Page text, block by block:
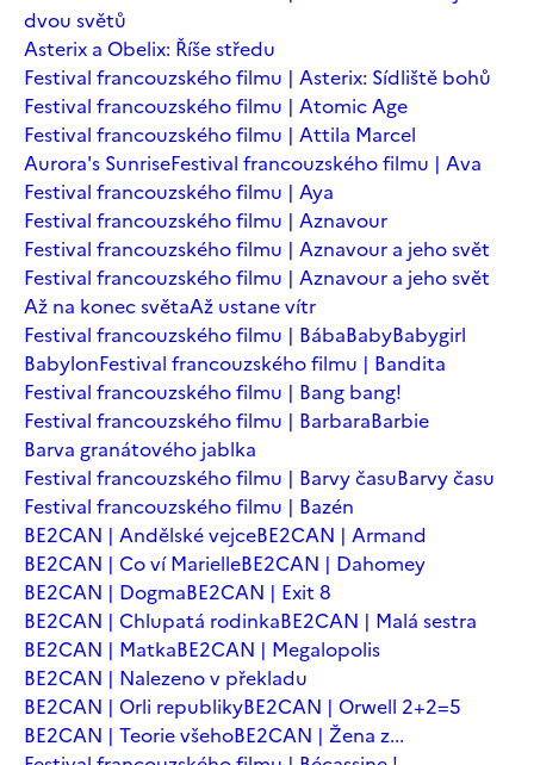
dvou světů
Asterix a Obelix: Říše středu
Festival francouzského filmu | Asterix: Sídliště bohů
Festival francouzského filmu | Atomic Age
Festival francouzského filmu | Attila Marcel
Aurora's SunriseFestival francouzského filmu | Ava
Festival francouzského filmu | Aya
Festival francouzského filmu | Aznavour
Festival francouzského filmu | Aznavour a jeho svět
Festival francouzského filmu | Aznavour a jeho svět
Až na konec světaAž ustane vítr
Festival francouzského filmu | BábaBabyBabygirl
BabylonFestival francouzského filmu | Bandita
Festival francouzského filmu | Bang bang!
Festival francouzského filmu | BarbaraBarbie
Barva granátového jablka
Festival francouzského filmu | Barvy časuBarvy času
Festival francouzského filmu | Bazén
BE2CAN | Andělské vejceBE2CAN | Armand
BE2CAN | Co ví MarielleBE2CAN | Dahomey
BE2CAN | DogmaBE2CAN | Exit 8
BE2CAN | Chlupatá rodinkaBE2CAN | Malá sestra
BE2CAN | MatkaBE2CAN | Megalopolis
BE2CAN | Nalezeno v překladu
BE2CAN | Orli republikyBE2CAN | Orwell 2+2=5
BE2CAN | Teorie všehoBE2CAN | Žena z...